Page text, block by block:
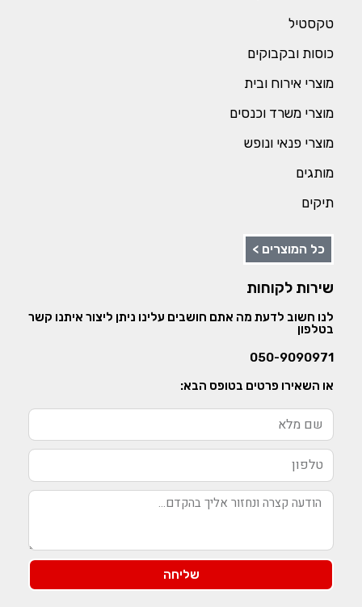
טקסטיל
כוסות ובקבוקים
מוצרי אירוח ובית
מוצרי משרד וכנסים
מוצרי פנאי ונופש
מותגים
תיקים
כל המוצרים >
שירות לקוחות
לנו חשוב לדעת מה אתם חושבים עלינו ניתן ליצור איתנו קשר
בטלפון
050-9090971
או השאירו פרטים בטופס הבא:
שליחה